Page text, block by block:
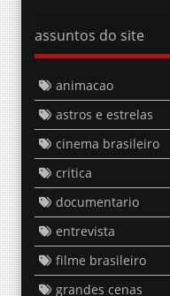
assuntos do site
animacao
astros e estrelas
cinema brasileiro
critica
documentario
entrevista
filme brasileiro
grandes cenas